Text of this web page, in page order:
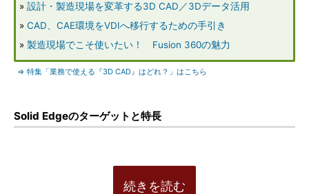
» 設計・製造現場を変革する3D CAD／3Dデータ活用
» CAD、CAE環境をVDIへ移行するための手引き
» 製造現場でこそ使いたい！ Fusion 360の魅力
⇒ 特集「業務で使える『3D CAD』はどれ？」はこちら
Solid Edgeのターゲットと特長
続きを読む